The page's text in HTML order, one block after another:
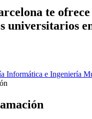
te
universitarios
Informática e Ingeniería